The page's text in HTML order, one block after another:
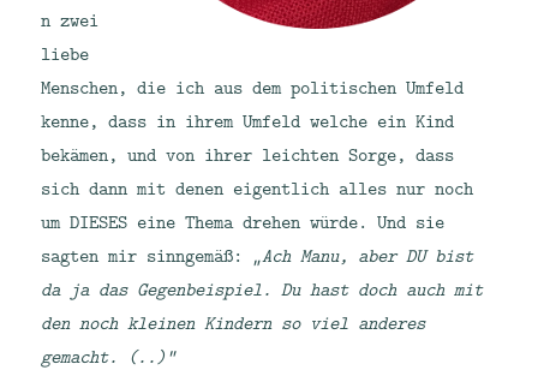
n zwei
liebe
Menschen, die ich aus dem politischen Umfeld
kenne, dass in ihrem Umfeld welche ein Kind
bekämen, und von ihrer leichten Sorge, dass
sich dann mit denen eigentlich alles nur noch
um DIESES eine Thema drehen würde. Und sie
sagten mir sinngemäß: „Ach Manu, aber DU bist
da ja das Gegenbeispiel. Du hast doch auch mit
den noch kleinen Kindern so viel anderes
gemacht. (..)“